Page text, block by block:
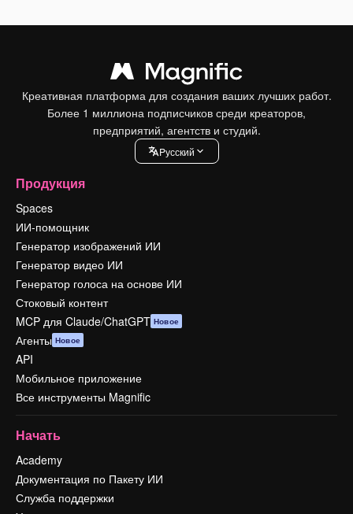
Креативная платформа для создания ваших лучших работ.
Более 1 миллиона подписчиков среди креаторов,
предприятий, агентств и студий.
Pусский
Продукция
Spaces
ИИ-помощник
Генератор изображений ИИ
Генератор видео ИИ
Генератор голоса на основе ИИ
Стоковый контент
MCP для Claude/ChatGPT Новое
Агенты Новое
API
Мобильное приложение
Все инструменты Magnific
Начать
Academy
Документация по Пакету ИИ
Служба поддержки